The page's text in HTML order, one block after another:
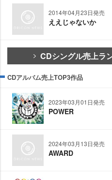
2014年04月23日発売
ええじゃないか
CDシングル売上ラ
CDアルバム売上TOP3作品
2023年03月01日発売
POWER
2024年03月13日発売
AWARD